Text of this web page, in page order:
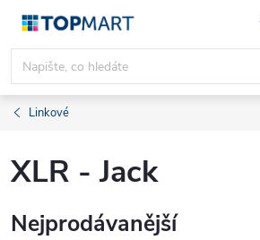
Přejít
obsah
Linkové
XLR - Jack
Nejprodávanější